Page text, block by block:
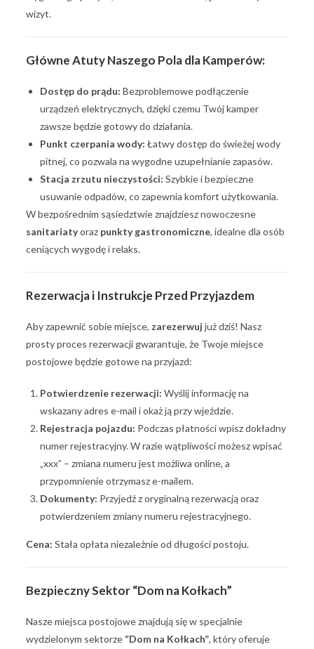
wizyt.
Główne Atuty Naszego Pola dla Kamperów:
Dostęp do prądu: Bezproblemowe podłączenie
urządzeń elektrycznych, dzięki czemu Twój kamper
zawsze będzie gotowy do działania.
Punkt czerpania wody: Łatwy dostęp do świeżej wody
pitnej, co pozwala na wygodne uzupełnianie zapasów.
Stacja zrzutu nieczystości: Szybkie i bezpieczne
usuwanie odpadów, co zapewnia komfort użytkowania.
W bezpośrednim sąsiedztwie znajdziesz nowoczesne
sanitariatyoraz punkty gastronomiczne, idealne dla osób
ceniących wygodę i relaks.
Rezerwacja i Instrukcje Przed Przyjazdem
Aby zapewnić sobie miejsce, zarezerwuj już dziś! Nasz
prosty proces rezerwacji gwarantuje, że Twoje miejsce
postojowe będzie gotowe na przyjazd:
Potwierdzenie rezerwacji: Wyślij informację na
wskazany adres e-mail i okaż ją przy wjeździe.
Rejestracja pojazdu: Podczas płatności wpisz dokładny
numer rejestracyjny. W razie wątpliwości możesz wpisać
„xxx” – zmiana numeru jest możliwa online, a
przypomnienie otrzymasz e-mailem.
Dokumenty: Przyjedź z oryginalną rezerwacją oraz
potwierdzeniem zmiany numeru rejestracyjnego.
Cena: Stała opłata niezależnie od długości postoju.
Bezpieczny Sektor “Dom na Kołkach”
Nasze miejsca postojowe znajdują się w specjalnie
wydzielonym sektorze “Dom na Kołkach”, który oferuje